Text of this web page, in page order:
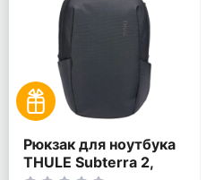
Рюкзак для ноутбука
THULE Subterra 2,